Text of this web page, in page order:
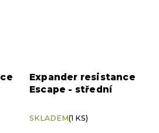
Expander resistance
Escape - střední
SKLADEM(1 KS)